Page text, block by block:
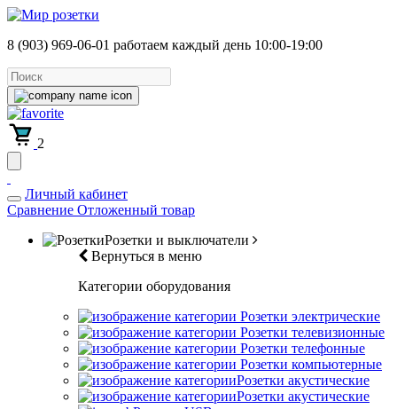
8 (903) 969-06-01 работаем каждый день 10:00-19:00
2
Личный кабинет
Сравнение Отложенный товар
Розетки и выключатели
Вернуться в меню
Категории оборудования
Розетки электрические
Розетки телевизионные
Розетки телефонные
Розетки компьютерные
Розетки акустические
Розетки акустические